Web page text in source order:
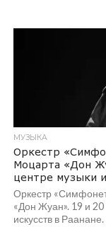
МУЗЫКА
Оркестр
Моцарта «Дон
центре музыки
Оркестр
«Дон Жуан». 19 и
искусств в